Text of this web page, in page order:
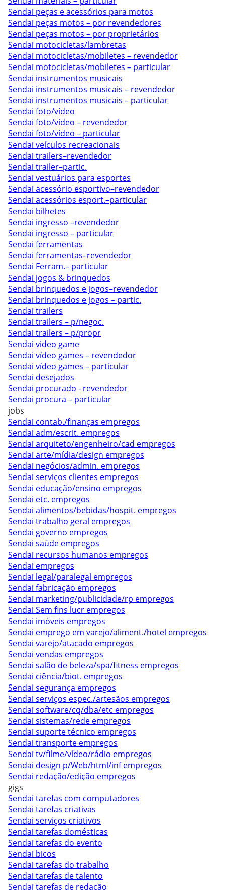
Sendai peças e acessórios para motos
Sendai peças motos – por revendedores
Sendai peças motos – por proprietários
Sendai motocicletas/lambretas
Sendai motocicletas/mobiletes – revendedor
Sendai motocicletas/mobiletes – particular
Sendai instrumentos musicais
Sendai instrumentos musicais – revendedor
Sendai instrumentos musicais – particular
Sendai foto/vídeo
Sendai foto/vídeo – revendedor
Sendai foto/vídeo – particular
Sendai veículos recreacionais
Sendai trailers–revendedor
Sendai trailer–partic.
Sendai vestuários para esportes
Sendai acessório esportivo–revendedor
Sendai acessórios esport.–particular
Sendai bilhetes
Sendai ingresso –revendedor
Sendai ingresso – particular
Sendai ferramentas
Sendai ferramentas–revendedor
Sendai Ferram.– particular
Sendai jogos & brinquedos
Sendai brinquedos e jogos–revendedor
Sendai brinquedos e jogos – partic.
Sendai trailers
Sendai trailers – p/negoc.
Sendai trailers – p/propr
Sendai video game
Sendai vídeo games – revendedor
Sendai vídeo games – particular
Sendai desejados
Sendai procurado - revendedor
Sendai procura – particular
jobs
Sendai contab./finanças empregos
Sendai adm/escrit. empregos
Sendai arquiteto/engenheiro/cad empregos
Sendai arte/mídia/design empregos
Sendai negócios/admin. empregos
Sendai serviços clientes empregos
Sendai educação/ensino empregos
Sendai etc. empregos
Sendai alimentos/bebidas/hospit. empregos
Sendai trabalho geral empregos
Sendai governo empregos
Sendai saúde empregos
Sendai recursos humanos empregos
Sendai empregos
Sendai legal/paralegal empregos
Sendai fabricação empregos
Sendai marketing/publicidade/rp empregos
Sendai Sem fins lucr empregos
Sendai imóveis empregos
Sendai emprego em varejo/aliment./hotel empregos
Sendai varejo/atacado empregos
Sendai vendas empregos
Sendai salão de beleza/spa/fitness empregos
Sendai ciência/biot. empregos
Sendai segurança empregos
Sendai serviços espec./artesãos empregos
Sendai software/cq/dba/etc empregos
Sendai sistemas/rede empregos
Sendai suporte técnico empregos
Sendai transporte empregos
Sendai tv/filme/vídeo/rádio empregos
Sendai design p/Web/html/inf empregos
Sendai redação/edição empregos
gigs
Sendai tarefas com computadores
Sendai tarefas criativas
Sendai serviços criativos
Sendai tarefas domésticas
Sendai tarefas do evento
Sendai bicos
Sendai tarefas do trabalho
Sendai tarefas de talento
Sendai tarefas de redação